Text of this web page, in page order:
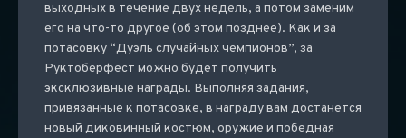
выходных в течение двух недель, а потом заменим
его на что-то другое (об этом позднее). Как и за
потасовку “Дуэль случайных чемпионов”, за
Руктоберфест можно будет получить
эксклюзивные награды. Выполняя задания,
привязанные к потасовке, в награду вам достанется
новый диковинный костюм, оружие и победная